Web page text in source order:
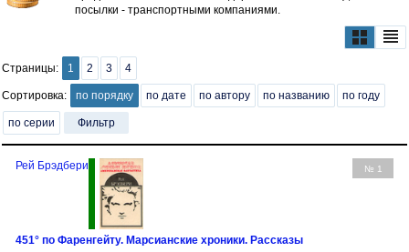
посылки - транспортными компаниями.
Страницы: 1 2 3 4
Сортировка: по порядку по дате по автору по названию по году
по серии Фильтр
№ 1
Рей Брэдбери
451° по Фаренгейту. Марсианские хроники. Рассказы